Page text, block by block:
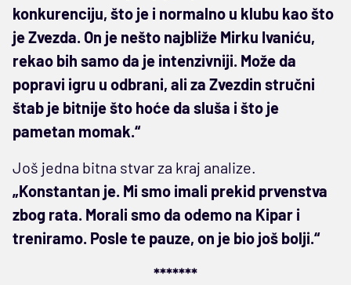
konkurenciju, što je i normalno u klubu kao što
je Zvezda. On je nešto najbliže Mirku Ivaniću,
rekao bih samo da je intenzivniji. Može da
popravi igru u odbrani, ali za Zvezdin stručni
štab je bitnije što hoće da sluša i što je
pametan momak.“
Još jedna bitna stvar za kraj analize.
„Konstantan je. Mi smo imali prekid prvenstva
zbog rata. Morali smo da odemo na Kipar i
treniramo. Posle te pauze, on je bio još bolji.“
*******